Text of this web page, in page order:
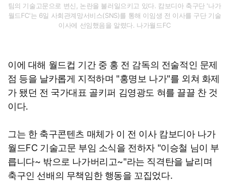
팀의 기술고문으로 변신, 논란을 불러일으키고 있다. 캄보디아 축구단 '나가
월드FC'는 6일 사회관계망서비스(SNS)를 통해 이임생 전 이사를 구단 기술
이사에 선임했음을 알렸다. 나가월드FC
이에 대해 월드컵 기간 중 홍 전 감독의 전술적인 문제
점 등을 날카롭게 지적하며 "홍명보 나가"를 외쳐 화제
가 됐던 전 국가대표 골키퍼 김영광도 혀를 끌끌 찬 것
이다.
그는 한 축구콘텐츠 매체가 이 전 이사 캄보디아 나가
월드FC 기술고문 부임 소식을 전하자 "이승철 님이 부
릅니다~ 밖으로 나가버리고~"라는 직격탄을 날리며
축구인 선배의 무책임한 행동을 꼬집었다.